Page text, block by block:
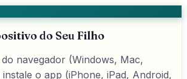
do Seu Filho
navegador (Windows, Mac,
o app (iPhone, iPad, Android,